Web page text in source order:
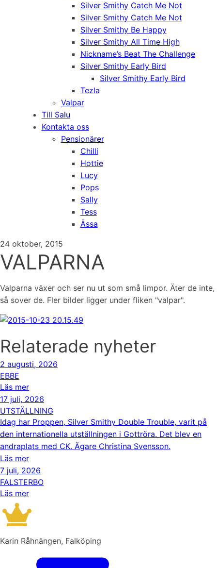
Silver Smithy Catch Me Not
Silver Smithy Catch Me Not
Silver Smithy Be Happy
Silver Smithy All Time High
Nickname’s Beat The Challenge
Silver Smithy Early Bird
Silver Smithy Early Bird
Tezla
Valpar
Till Salu
Kontakta oss
Pensionärer
Chilli
Hottie
Lucy
Pops
Sally
Tess
Ässa
24 oktober, 2015
VALPARNA
Valparna växer och ser nu ut som små limpor. Äter de inte,
så sover de. Fler bilder ligger under fliken "valpar".
Relaterade nyheter
2 augusti, 2026
EBBE
Läs mer
17 juli, 2026
UTSTÄLLNING
Idag har Proppen, Silver Smithy Double Trouble, varit på
den internationella utställningen i Gottröra. Det blev en
andraplats med CK. Ägare Christina Svensson.
Läs mer
7 juli, 2026
FALSTERBO
Läs mer
Karin Råhnängen, Falköping